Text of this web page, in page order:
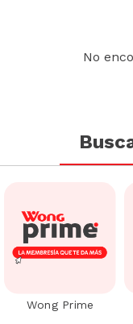
No
Wong Prime